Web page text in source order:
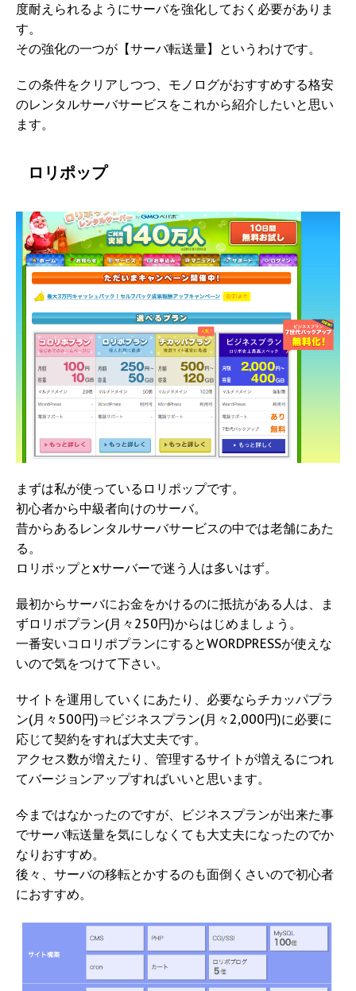
度耐えられるようにサーバを強化しておく必要がありま
す。
その強化の一つが【サーバ転送量】というわけです。
この条件をクリアしつつ、モノログがおすすめする格安
のレンタルサーバサービスをこれから紹介したいと思い
ます。
ロリポップ
まずは私が使っているロリポップです。
初心者から中級者向けのサーバ。
昔からあるレンタルサーバサービスの中では老舗にあた
る。
ロリポップとxサーバーで迷う人は多いはず。
最初からサーバにお金をかけるのに抵抗がある人は、ま
ずロリポプラン(月々250円)からはじめましょう。
一番安いコロリポプランにするとWORDPRESSが使えな
いので気をつけて下さい。
サイトを運用していくにあたり、必要ならチカッパプラ
ン(月々500円)⇒ビジネスプラン(月々2,000円)に必要に
応じて契約をすれば大丈夫です。
アクセス数が増えたり、管理するサイトが増えるにつれ
てバージョンアップすればいいと思います。
今まではなかったのですが、ビジネスプランが出来た事
でサーバ転送量を気にしなくても大丈夫になったのでか
なりおすすめ。
後々、サーバの移転とかするのも面倒くさいので初心者
におすすめ。